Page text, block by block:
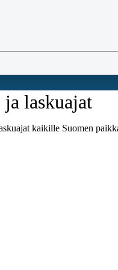
laskuajat
kaikille Suomen